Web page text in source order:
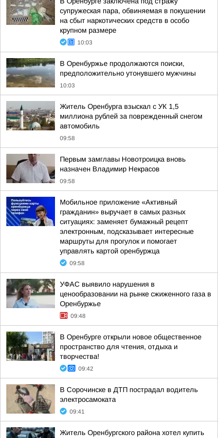
супружеская пара, обвиняемая в покушении
на сбыт наркотических средств в особо
крупном размере
10:03
В Оренбуржье продолжаются поиски,
предположительно утонувшего мужчины
10:03
Житель Оренбурга взыскал с УК 1,5
миллиона рублей за поврежденный снегом
автомобиль
09:58
Первым замглавы Новотроицка вновь
назначен Владимир Некрасов
09:58
Мобильное приложение «Активный
гражданин» выручает в самых разных
ситуациях: заменяет бумажный рецепт
электронным, подсказывает интересные
маршруты для прогулок и помогает
управлять картой оренбуржца
09:58
УФАС выявило нарушения в
ценообразовании на рынке сжиженного газа в
Оренбуржье
09:48
В Оренбурге открыли новое общественное
пространство для чтения, отдыха и
творчества!
09:42
В Сорочинске в ДТП пострадал водитель
электросамоката
09:41
Житель Оренбургского района хотел купить